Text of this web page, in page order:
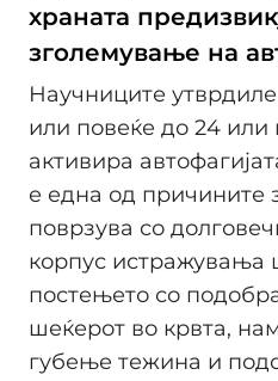
храната
зголемување на
Научниците
или повеќе до 24 или
активира
е една од причините
поврзува со
корпус истражувања
постењето со
шеќерот во крвта,
губење тежина и